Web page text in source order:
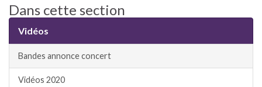
Dans cette section
Vidéos
Bandes annonce concert
Vidéos 2020